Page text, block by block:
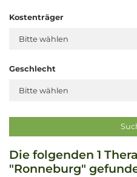
Kostenträger
Geschlecht
Die folgenden 1
"Ronneburg"